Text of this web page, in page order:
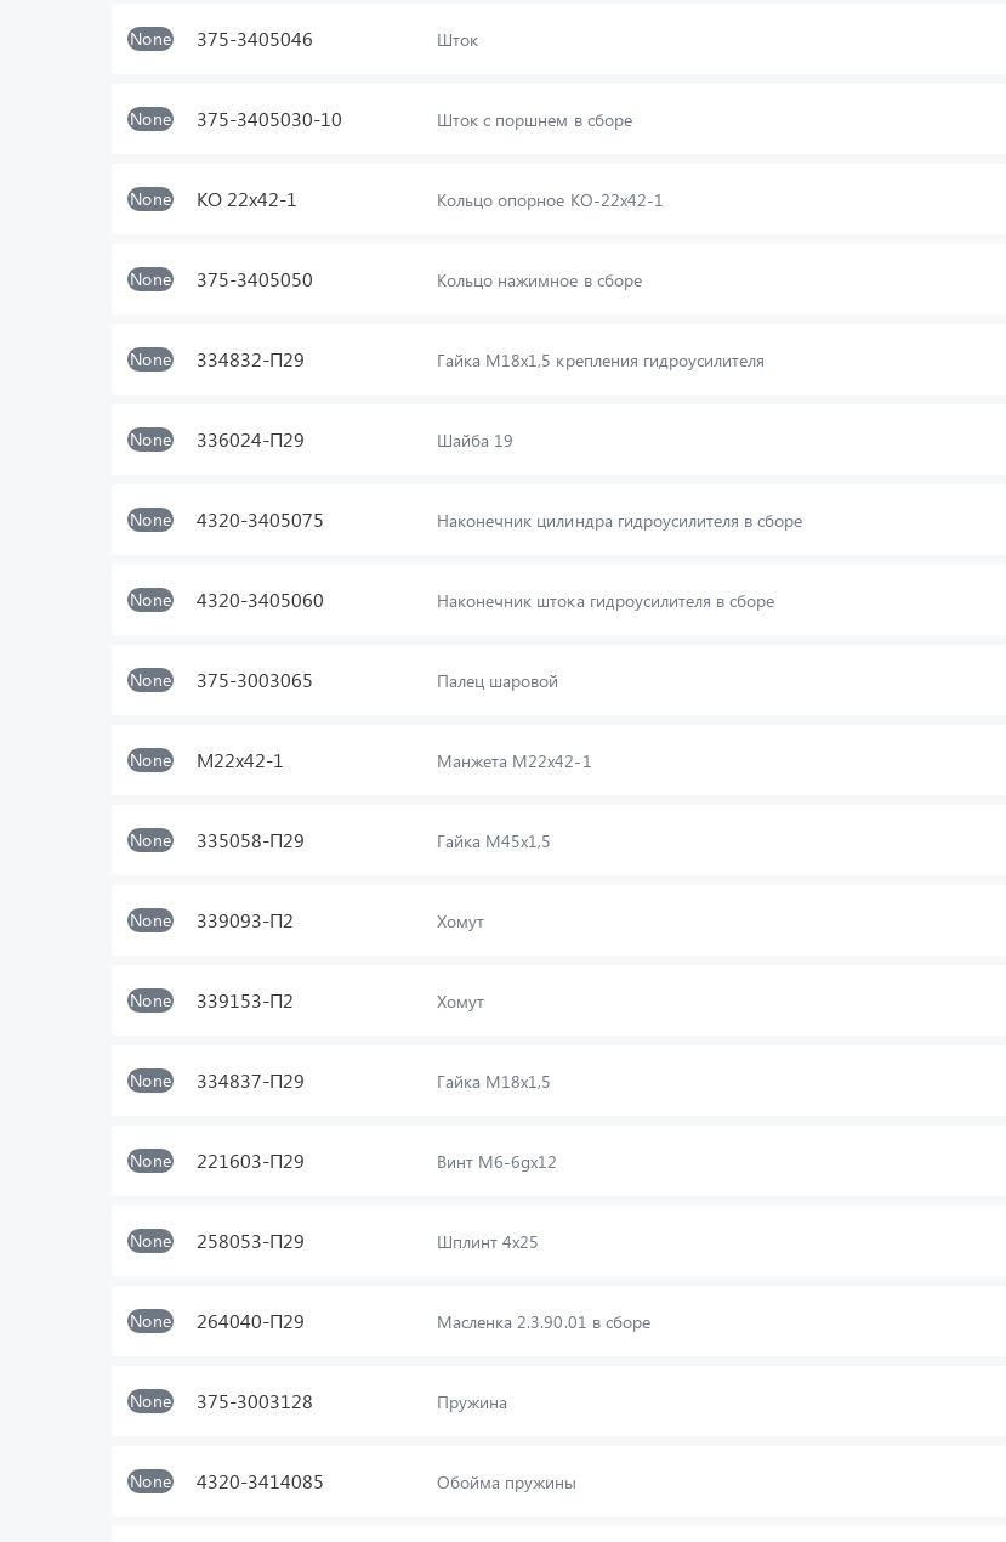
None 375-3405046 Шток
None 375-3405030-10 Шток с поршнем в сборе
None КО 22х42-1 Кольцо опорное КО-22х42-1
None 375-3405050 Кольцо нажимное в сборе
None 334832-П29 Гайка М18х1,5 крепления гидроусилителя
None 336024-П29 Шайба 19
None 4320-3405075 Наконечник цилиндра гидроусилителя в сборе
None 4320-3405060 Наконечник штока гидроусилителя в сборе
None 375-3003065 Палец шаровой
None М22х42-1 Манжета М22х42-1
None 335058-П29 Гайка М45х1,5
None 339093-П2 Хомут
None 339153-П2 Хомут
None 334837-П29 Гайка М18х1,5
None 221603-П29 Винт М6-6gх12
None 258053-П29 Шплинт 4х25
None 264040-П29 Масленка 2.3.90.01 в сборе
None 375-3003128 Пружина
None 4320-3414085 Обойма пружины